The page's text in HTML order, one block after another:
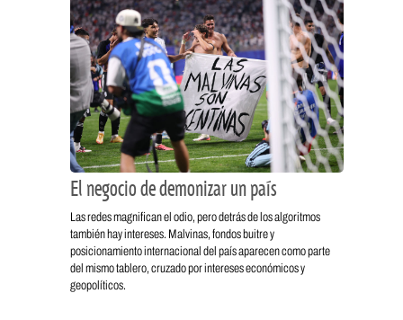
El negocio de demonizar un país
Las redes magnifican el odio, pero detrás de los algoritmos
también hay intereses. Malvinas, fondos buitre y
posicionamiento internacional del país aparecen como parte
del mismo tablero, cruzado por intereses económicos y
geopolíticos.